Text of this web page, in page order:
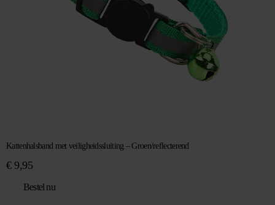
Kattenhalsband met veiligheidssluiting – Groen/reflecterend
€9,95
Bestel nu